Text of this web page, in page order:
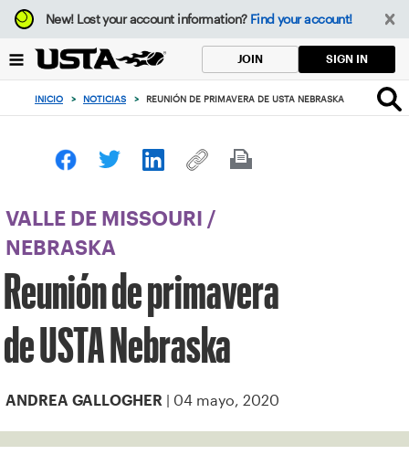
Enfoque
desde
botón
volver
principio
New!Lost your account information? Find your account!
JOIN SIGN IN
INICIO > NOTICIAS > REUNIÓN DE PRIMAVERA DE USTA NEBRASKA
VALLE DE MISSOURI
/
NEBRASKA
Reunión de primavera
de USTA Nebraska
ANDREA GALLOGHER | 04 mayo, 2020